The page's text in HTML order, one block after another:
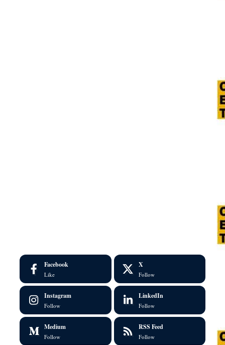
Facebook
Like
X
Follow
Instagram
Follow
LinkedIn
Follow
Medium
Follow
RSS Feed
Follow